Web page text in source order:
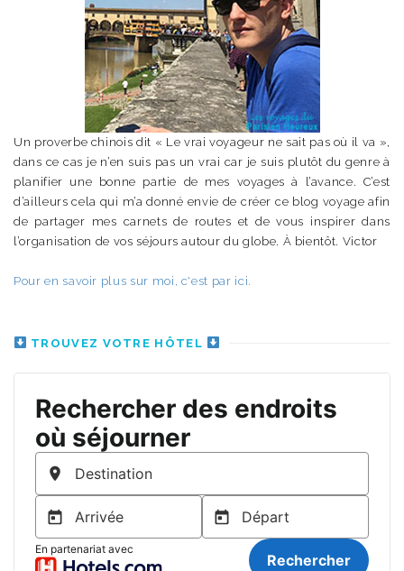
Un proverbe chinois dit « Le vrai voyageur ne sait pas où il va »,
dans ce cas je n’en suis pas un vrai car je suis plutôt du genre à
planifier une bonne partie de mes voyages à l’avance. C’est
d’ailleurs cela qui m’a donné envie de créer ce blog voyage afin
de partager mes carnets de routes et de vous inspirer dans
l’organisation de vos séjours autour du globe. À bientôt. Victor
Pour en savoir plus sur moi, c'est par ici.
TROUVEZ VOTRE HÔTEL